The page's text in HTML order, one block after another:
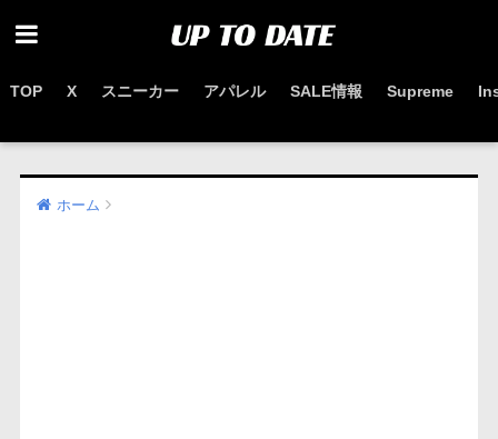
TOP X スニーカー アパレル SALE情報 Supreme
ホーム